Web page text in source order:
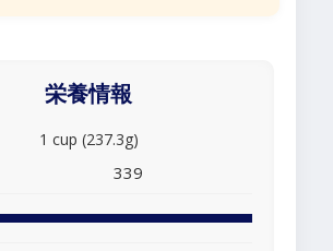
栄養情報
1 cup (237.3g)
339